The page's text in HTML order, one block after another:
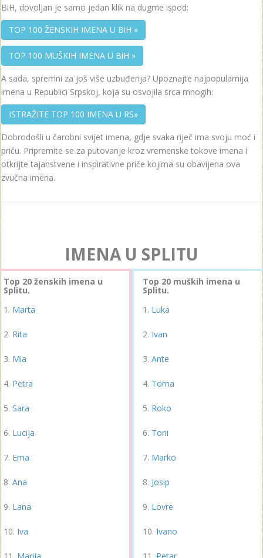
BiH, dovoljan je samo jedan klik na dugme ispod:
TOP 100 ŽENSKIH IMENA U BiH »
TOP 100 MUŠKIH IMENA U BiH »
A sada, spremni za još više uzbuđenja? Upoznajte najpopularnija
imena u Republici Srpskoj, koja su osvojila srca mnogih:
ISTRAŽITE TOP 100 IMENA U RS»
Dobrodošli u čarobni svijet imena, gdje svaka riječ ima svoju moć i
priču. Pripremite se za putovanje kroz vremenske tokove imena i
otkrijte tajanstvene i inspirativne priče kojima su obavijena ova
zvučna imena.
IMENA U SPLITU
Top 20 ženskih imena u
Splitu.
Marta
Rita
Mia
Petra
Sara
Lucija
Ema
Ana
Lana
Iva
Marija
Top 20 muških imena u
Splitu.
Luka
Ivan
Ante
Toma
Roko
Toni
Marko
Josip
Lovre
Ivano
Petar